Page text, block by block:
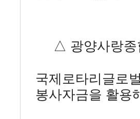
△ 광양사랑종
국제로타리글로
봉사자금을 활용